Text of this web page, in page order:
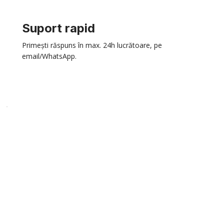
Suport rapid
Primești răspuns în max. 24h lucrătoare, pe
email/WhatsApp.